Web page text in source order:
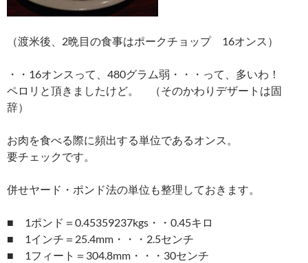
（渡米後、2晩目の食事はポークチョップ 16オンス）
・・16オンスって、480グラム弱・・・って、多いわ！
ペロリと頂きましたけど。 （そのかわりデザートは固
辞）
お肉を食べる際に頻出する単位であるオンス。
要チェックです。
併せヤード・ポンド法の単位も整理しておきます。
■ 1ポンド＝0.45359237kgs・・0.45キロ
■ 1インチ＝25.4mm・・・2.5センチ
■ 1フィート＝304.8mm・・・30センチ